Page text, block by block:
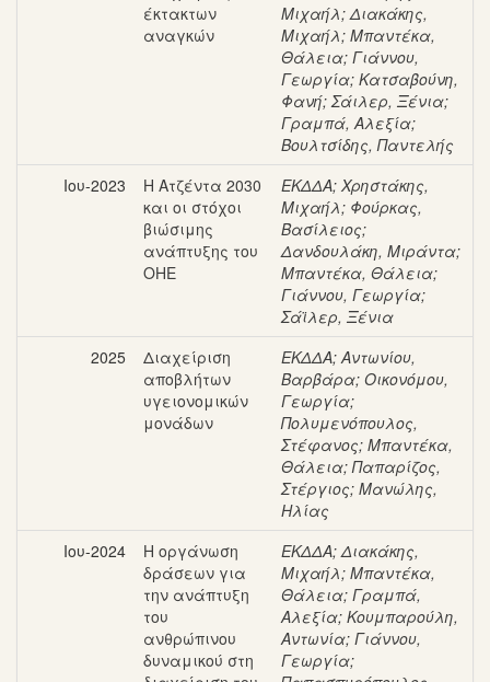
έκτακτων
αναγκών
Μιχαήλ;Διακάκης,
Μιχαήλ; Μπαντέκα,
Θάλεια; Γιάννου,
Γεωργία; Κατσαβούνη,
Φανή;Σάιλερ, Ξένια;
Γραμπά, Αλεξία;
Βουλτσίδης, Παντελής
Ιου-2023
Η Ατζέντα 2030
και οι στόχοι
βιώσιμης
ανάπτυξης του
ΟΗΕ
ΕΚΔΔΑ; Χρηστάκης,
Μιχαήλ; Φούρκας,
Βασίλειος;
Δανδουλάκη, Μιράντα;
Μπαντέκα, Θάλεια;
Γιάννου, Γεωργία;
Σάϊλερ, Ξένια
2025
Διαχείριση
αποβλήτων
υγειονομικών
μονάδων
ΕΚΔΔΑ;Αντωνίου,
Βαρβάρα; Οικονόμου,
Γεωργία;
Πολυμενόπουλος,
Στέφανος; Μπαντέκα,
Θάλεια;Παπαρίζος,
Στέργιος; Μανώλης,
Ηλίας
Ιου-2024
Η οργάνωση
δράσεων για
την ανάπτυξη
του
ανθρώπινου
δυναμικού στη
ΕΚΔΔΑ;Διακάκης,
Μιχαήλ; Μπαντέκα,
Θάλεια; Γραμπά,
Αλεξία; Κουμπαρούλη,
Αντωνία; Γιάννου,
Γεωργία;